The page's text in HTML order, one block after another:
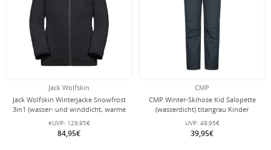
Jack Wolfskin
Jack Wolfskin Winterjacke Snowfrost
3in1 (wasser- und winddicht, warme
Fleece-Innenjacke) phantomgrau
Kinder
eUVP: 129,95€
84,95€
CMP
CMP Winter-Skihose Kid Salopette
(wasserdicht) titangrau Kinder
UVP: 49,95€
39,95€